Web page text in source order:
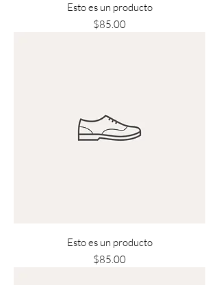
Esto es un producto
Precio
$85.00
Esto es un producto
Precio
$85.00